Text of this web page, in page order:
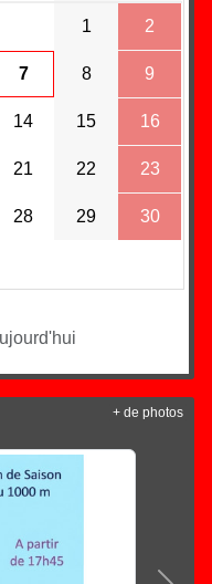
1 2
7 8 9
14 15 16
21 22 23
28 29 30
+ de photos